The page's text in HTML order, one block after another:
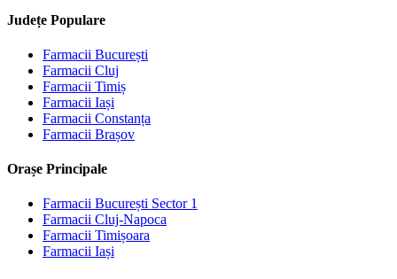
Județe Populare
Farmacii București
Farmacii Cluj
Farmacii Timiș
Farmacii Iași
Farmacii Constanța
Farmacii Brașov
Orașe Principale
Farmacii București Sector 1
Farmacii Cluj-Napoca
Farmacii Timișoara
Farmacii Iași